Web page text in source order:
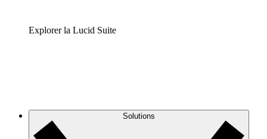
Explorer la Lucid Suite
Solutions